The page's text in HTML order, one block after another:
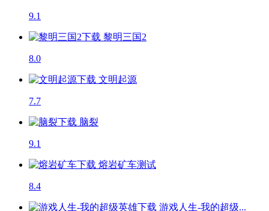
9.1
黎明三国2
8.0
文明起源
7.7
脑裂
9.1
熔岩矿车测试
8.4
游戏人生-我的超级...